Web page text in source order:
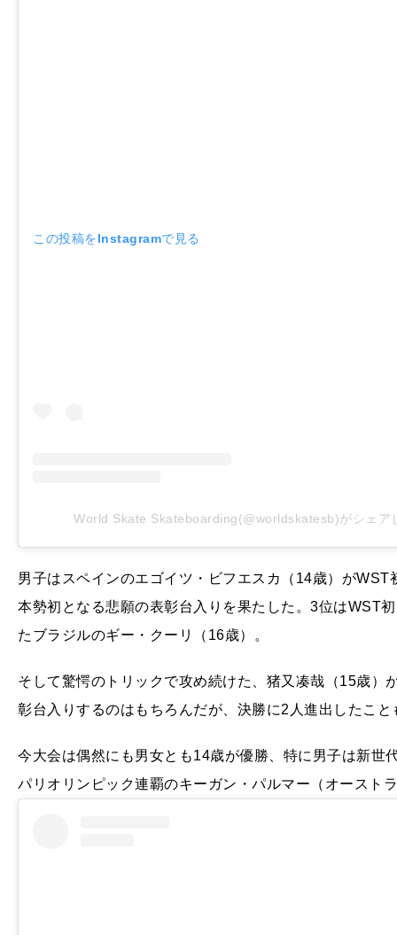
この投稿をInstagramで見る
World Skate Skateboarding(@worldskatesb)がシェア
男子はスペインのエゴイツ・ビフエスカ（14歳）が
本勢初となる悲願の表彰台入りを果たした。3位はWST
たブラジルのギー・クーリ（16歳）。
そして驚愕のトリックで攻め続けた、猪又凑哉（15歳）
彰台入りするのはもちろんだが、決勝に2人進出したこと
今大会は偶然にも男女とも14歳が優勝、特に男子は新世
パリオリンピック連覇のキーガン・パルマー（オースト